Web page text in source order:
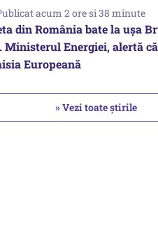
acum 2 ore si 38 minute
din România bate la ușa
Ministerul Energiei, alertă
Europeană
» Vezi toate știrile